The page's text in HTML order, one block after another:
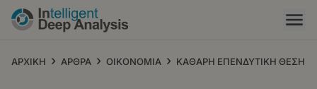
Παράκαμψη
προς
κυρίως
ΑΡΧΙΚΗ › ΑΡΘΡΑ › ΟΙΚΟΝΟΜΙΑ › ΚΑΘΑΡΗ ΕΠΕΝΔΥΤΙΚΗ ΘΕΣΗ